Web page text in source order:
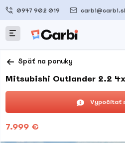
0947 902 019
Späť na ponuky
Mitsubishi Outlander 2.2
Vypočítať
7.999 €